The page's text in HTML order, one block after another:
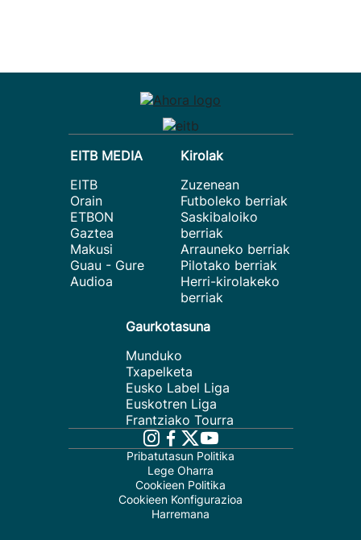
EITB MEDIA
EITB
Orain
ETBON
Gaztea
Makusi
Guau - Gure
Audioa
Kirolak
Zuzenean
Futboleko berriak
Saskibaloiko
berriak
Arrauneko berriak
Pilotako berriak
Herri-kirolakeko
berriak
Gaurkotasuna
Munduko
Txapelketa
Eusko Label Liga
Euskotren Liga
Frantziako Tourra
Pribatutasun Politika
Lege Oharra
Cookieen Politika
Cookieen Konfigurazioa
Harremana